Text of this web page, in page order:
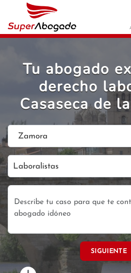
Tu abogado
derecho
Casaseca de
Zamora
Laboralistas
SIGUIENTE